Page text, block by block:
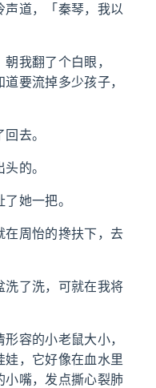
道，「秦琴，我以
我翻了个白眼，
要流掉多少孩子，
去。
的。
她一把。
在周怡的搀扶下，去
洗了洗，可就在我将
容的小老鼠大小，
，它好像在血水里
小嘴，发点撕心裂肺